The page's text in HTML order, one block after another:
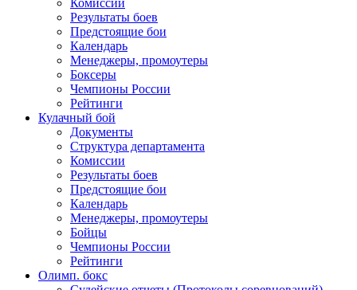
Комиссии
Результаты боев
Предстоящие бои
Календарь
Менеджеры, промоутеры
Боксеры
Чемпионы России
Рейтинги
Кулачный бой
Документы
Структура департамента
Комиссии
Результаты боев
Предстоящие бои
Календарь
Менеджеры, промоутеры
Бойцы
Чемпионы России
Рейтинги
Олимп. бокс